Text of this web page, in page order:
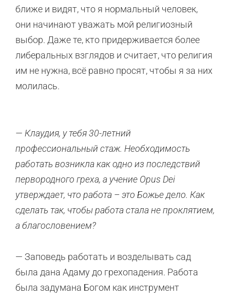
ближе и видят, что я нормальный человек,
они начинают уважать мой религиозный
выбор. Даже те, кто придерживается более
либеральных взглядов и считает, что религия
им не нужна, всё равно просят, чтобы я за них
молилась.
— Клаудия, у тебя 30-летний
профессиональный стаж. Необходимость
работать возникла как одно из последствий
первородного греха, а учение Opus Dei
утверждает, что работа – это Божье дело. Как
сделать так, чтобы работа стала не проклятием,
а благословением?
— Заповедь работать и возделывать сад
была дана Адаму до грехопадения. Работа
была задумана Богом как инструмент